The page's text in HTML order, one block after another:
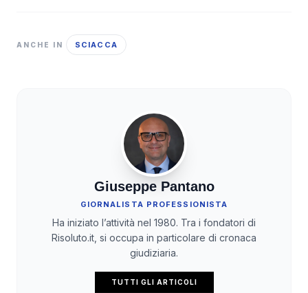
ANCHE IN SCIACCA
Giuseppe Pantano
GIORNALISTA PROFESSIONISTA
Ha iniziato l’attività nel 1980. Tra i fondatori di
Risoluto.it, si occupa in particolare di cronaca
giudiziaria.
TUTTI GLI ARTICOLI